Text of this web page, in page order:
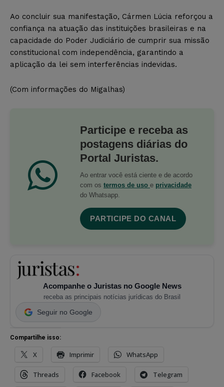
Ao concluir sua manifestação, Cármen Lúcia reforçou a
confiança na atuação das instituições brasileiras e na
capacidade do Poder Judiciário de cumprir sua missão
constitucional com independência, garantindo a
aplicação da lei sem interferências indevidas.
(Com informações do Migalhas)
Participe e receba as
postagens diárias do
Portal Juristas.
Ao entrar você está ciente e de acordo
com os termos de uso e privacidade
do Whatsapp.
PARTICIPE DO CANAL
Acompanhe o Juristas no Google News
receba as principais notícias jurídicas do Brasil
Seguir no Google
Compartilhe isso:
X Imprimir WhatsApp
Threads Facebook Telegram